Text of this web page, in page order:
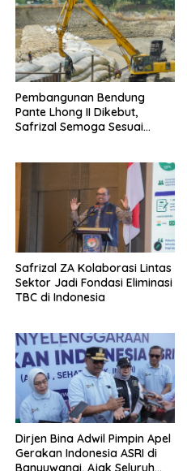
Pembangunan Bendung
Pante Lhong II Dikebut,
Safrizal Semoga Sesuai
Safrizal ZA Kolaborasi Lintas
Sektor Jadi Fondasi Eliminasi
TBC di Indonesia
Dirjen Bina Adwil Pimpin Apel
Gerakan Indonesia ASRI di
Banyuwangi, Ajak Seluruh